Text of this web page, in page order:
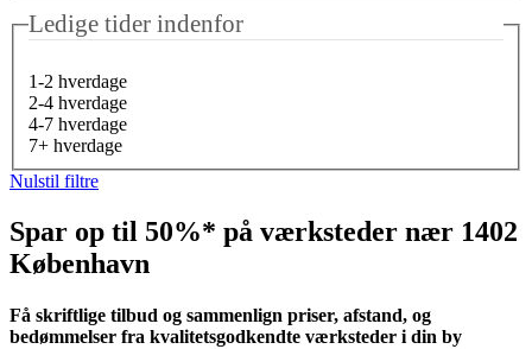
Ledige tider indenfor
1-2 hverdage
2-4 hverdage
4-7 hverdage
7+ hverdage
Nulstil filtre
Spar op til 50%* på værksteder nær 1402
København
Få skriftlige tilbud og sammenlign priser, afstand, og
bedømmelser fra kvalitetsgodkendte værksteder i din by